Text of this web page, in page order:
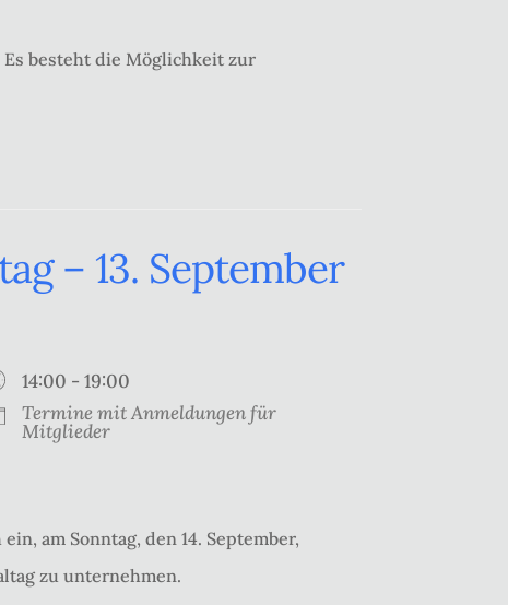
besteht die Möglichkeit zur
– 13. September
14:00 - 19:00
Termine mit Anmeldungen für
Mitglieder
am Sonntag, den 14. September,
zu unternehmen.